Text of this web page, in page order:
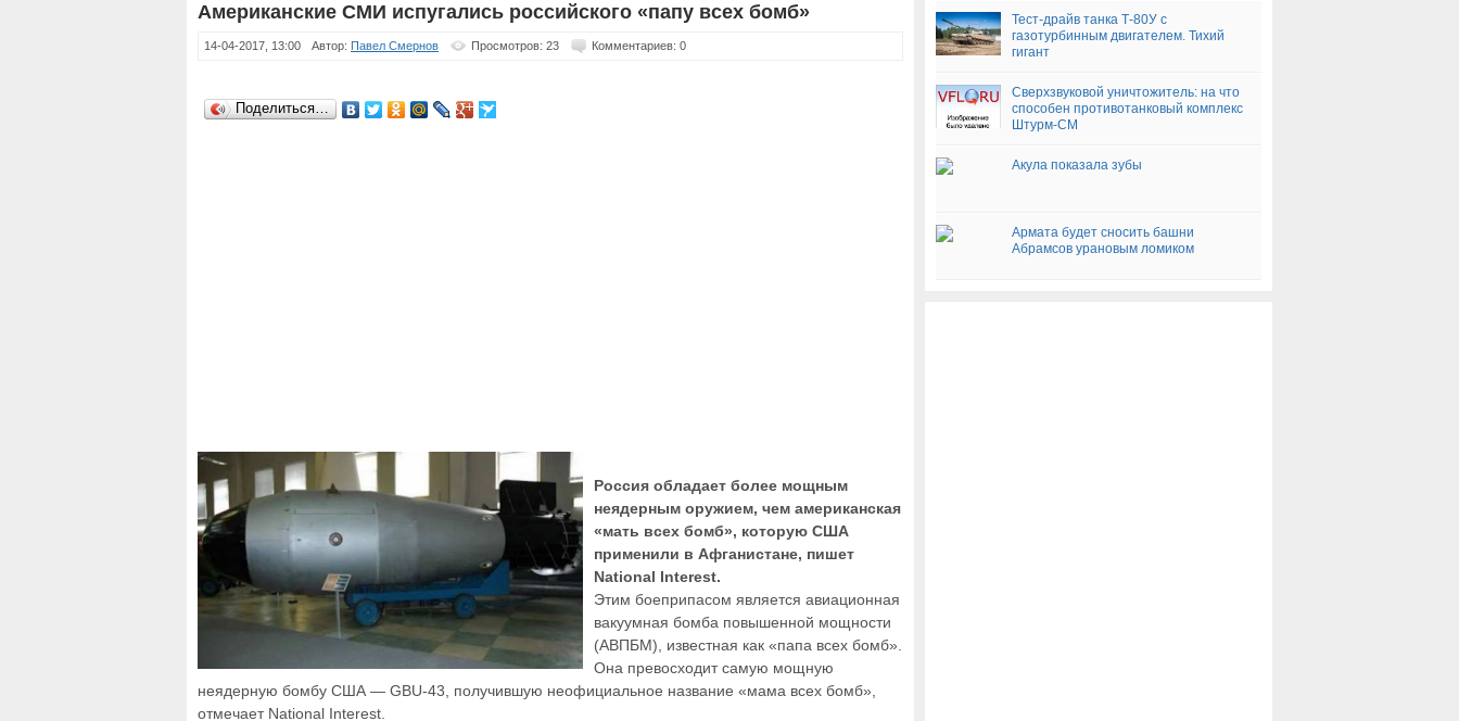
Американские СМИ испугались российского «папу всех бомб»
14-04-2017, 13:00 Автор: Павел Смернов Просмотров: 23 Комментариев: 0
Поделиться…
Россия обладает более мощным
неядерным оружием, чем американская
«мать всех бомб», которую США
применили в Афганистане, пишет
National Interest.
Этим боеприпасом является авиационная
вакуумная бомба повышенной мощности
(АВПБМ), известная как «папа всех бомб».
Она превосходит самую мощную
неядерную бомбу США — GBU-43, получившую неофициальное название «мама всех бомб»,
отмечает National Interest.
Тест-драйв танка Т-80У с
газотурбинным двигателем. Тихий
гигант
Сверхзвуковой уничтожитель: на что
способен противотанковый комплекс
Штурм-СМ
Акула показала зубы
Армата будет сносить башни
Абрамсов урановым ломиком